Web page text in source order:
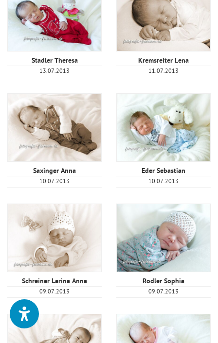
Stadler Theresa
13.07.2013
Kremsreiter Lena
11.07.2013
Saxinger Anna
10.07.2013
Eder Sebastian
10.07.2013
Schreiner Larina Anna
09.07.2013
Rodler Sophia
09.07.2013